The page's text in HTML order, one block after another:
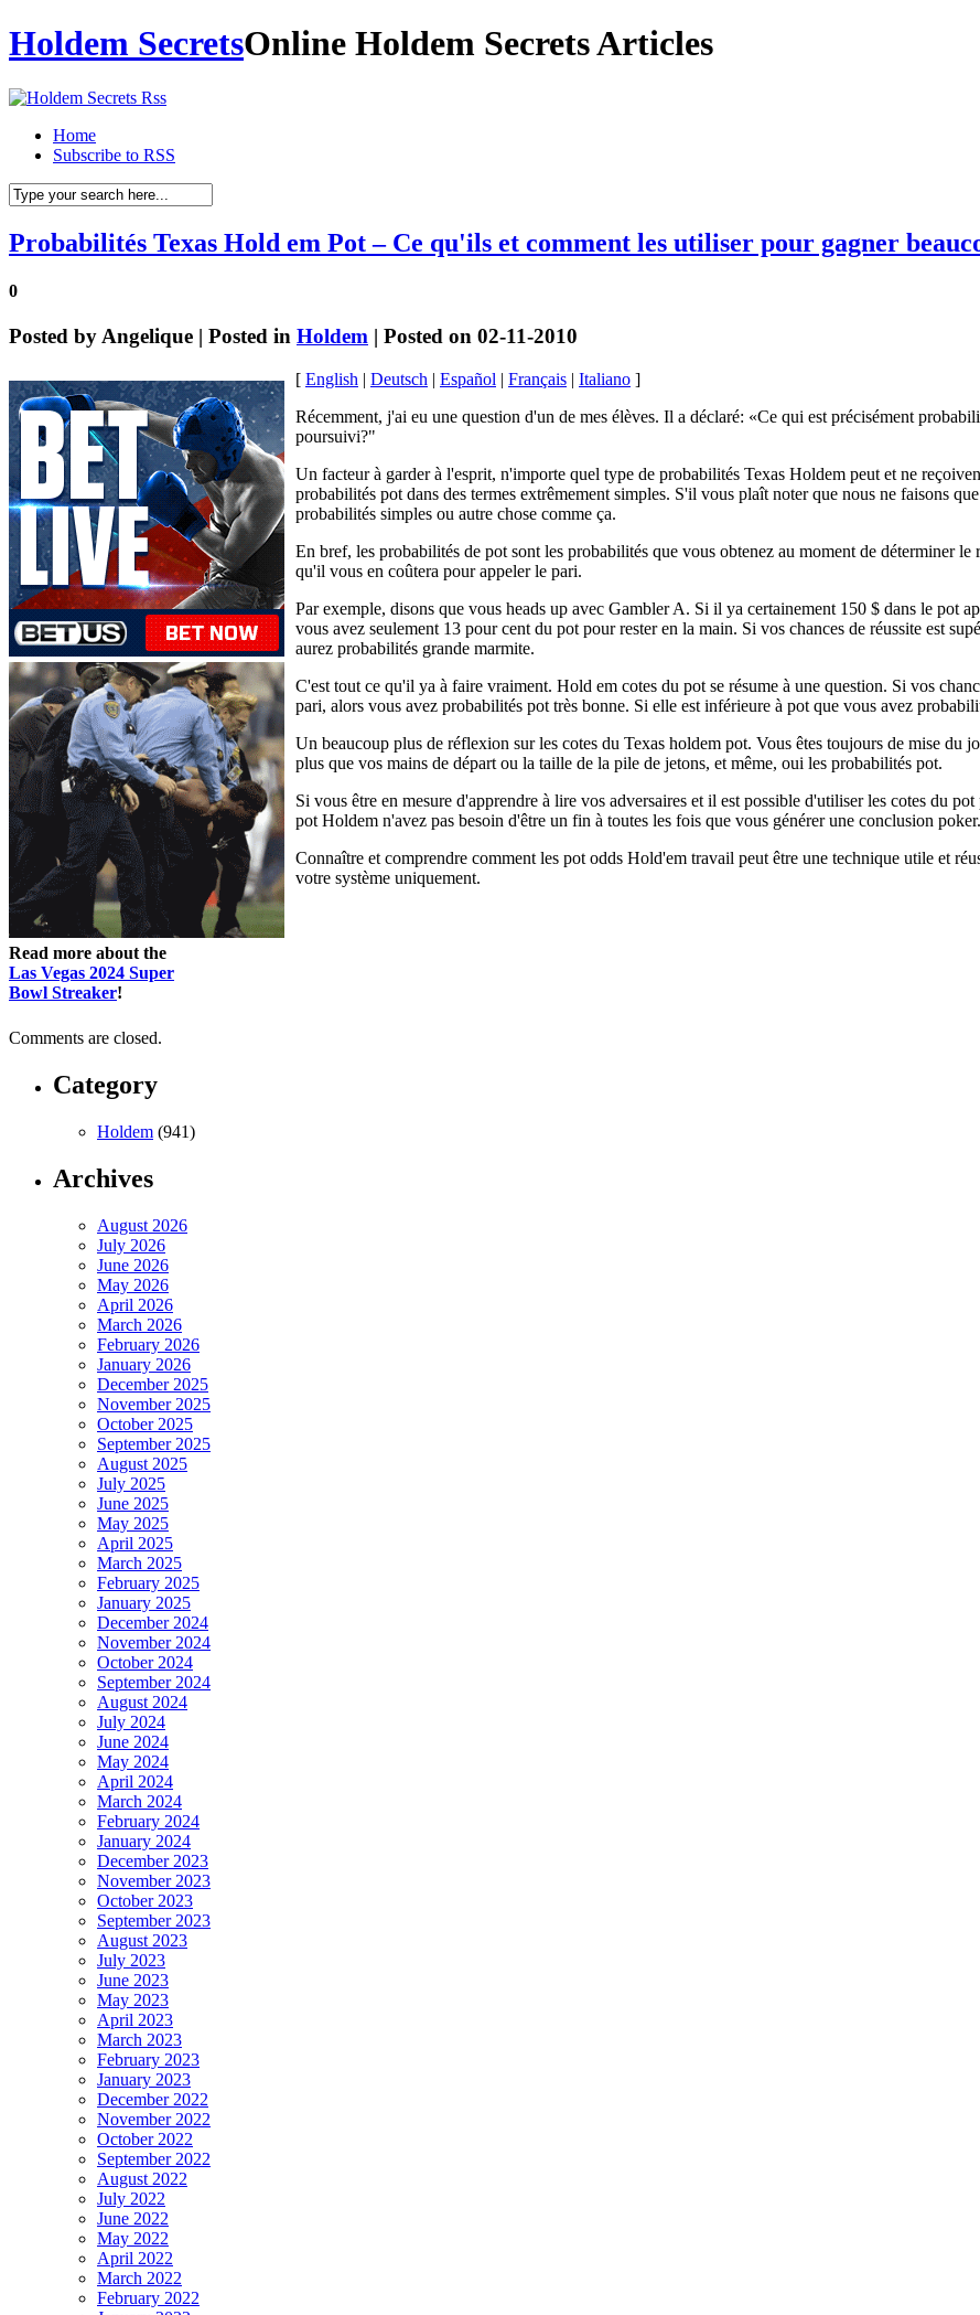
Holdem SecretsOnline Holdem Secrets Articles
Home
Subscribe to RSS
Probabilités Texas Hold em Pot – Ce qu'ils et comment les utiliser pour gagner
0
Posted byAngelique | Posted in Holdem | Posted on 02-11-2010
Read more about the
Las Vegas 2024 Super
Bowl Streaker!
[ English | Deutsch | Español | Français | Italiano ]
Récemment, j'ai eu une question d'un de mes élèves. Il a déclaré: «Ce qui est précisément
poursuivi?"
Un facteur à garder à l'esprit, n'importe quel type de probabilités Texas Holdem peut et ne
probabilités pot dans des termes extrêmement simples. S'il vous plaît noter que nous ne faisons
probabilités simples ou autre chose comme ça.
En bref, les probabilités de pot sont les probabilités que vous obtenez au moment de déterminer
qu'il vous en coûtera pour appeler le pari.
Par exemple, disons que vous heads up avec Gambler A. Si il ya certainement 150 $ dans le pot
vous avez seulement 13 pour cent du pot pour rester en la main. Si vos chances de réussite est
aurez probabilités grande marmite.
C'est tout ce qu'il ya à faire vraiment. Hold em cotes du pot se résume à une question. Si vos
pari, alors vous avez probabilités pot très bonne. Si elle est inférieure à pot que vous avez
Un beaucoup plus de réflexion sur les cotes du Texas holdem pot. Vous êtes toujours de mise du
plus que vos mains de départ ou la taille de la pile de jetons, et même, oui les probabilités pot.
Si vous être en mesure d'apprendre à lire vos adversaires et il est possible d'utiliser les cotes du
pot Holdem n'avez pas besoin d'être un fin à toutes les fois que vous générer une conclusion poker.
Connaître et comprendre comment les pot odds Hold'em travail peut être une technique utile et
votre système uniquement.
Comments are closed.
Category
Holdem (941)
Archives
August 2026
July 2026
June 2026
May 2026
April 2026
March 2026
February 2026
January 2026
December 2025
November 2025
October 2025
September 2025
August 2025
July 2025
June 2025
May 2025
April 2025
March 2025
February 2025
January 2025
December 2024
November 2024
October 2024
September 2024
August 2024
July 2024
June 2024
May 2024
April 2024
March 2024
February 2024
January 2024
December 2023
November 2023
October 2023
September 2023
August 2023
July 2023
June 2023
May 2023
April 2023
March 2023
February 2023
January 2023
December 2022
November 2022
October 2022
September 2022
August 2022
July 2022
June 2022
May 2022
April 2022
March 2022
February 2022